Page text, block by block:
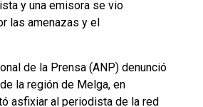
y una emisora se vio
las amenazas y el
de la Prensa (ANP) denunció
la región de Melga, en
asfixiar al periodista de la red